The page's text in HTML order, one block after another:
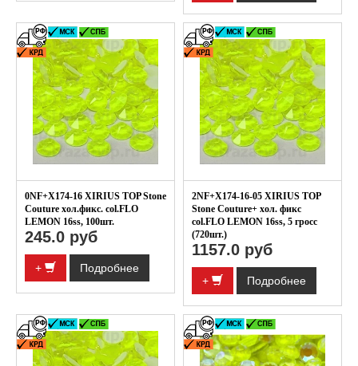
0NF+X174-16 XIRIUS TOP Stone
Couture хол.фикс. col.FLO
LEMON 16ss, 100шт.
245.0 руб
+ Подробнее
2NF+X174-16-05 XIRIUS TOP
Stone Couture+ хол. фикс
col.FLO LEMON 16ss, 5 гросс
(720шт.)
1157.0 руб
+ Подробнее